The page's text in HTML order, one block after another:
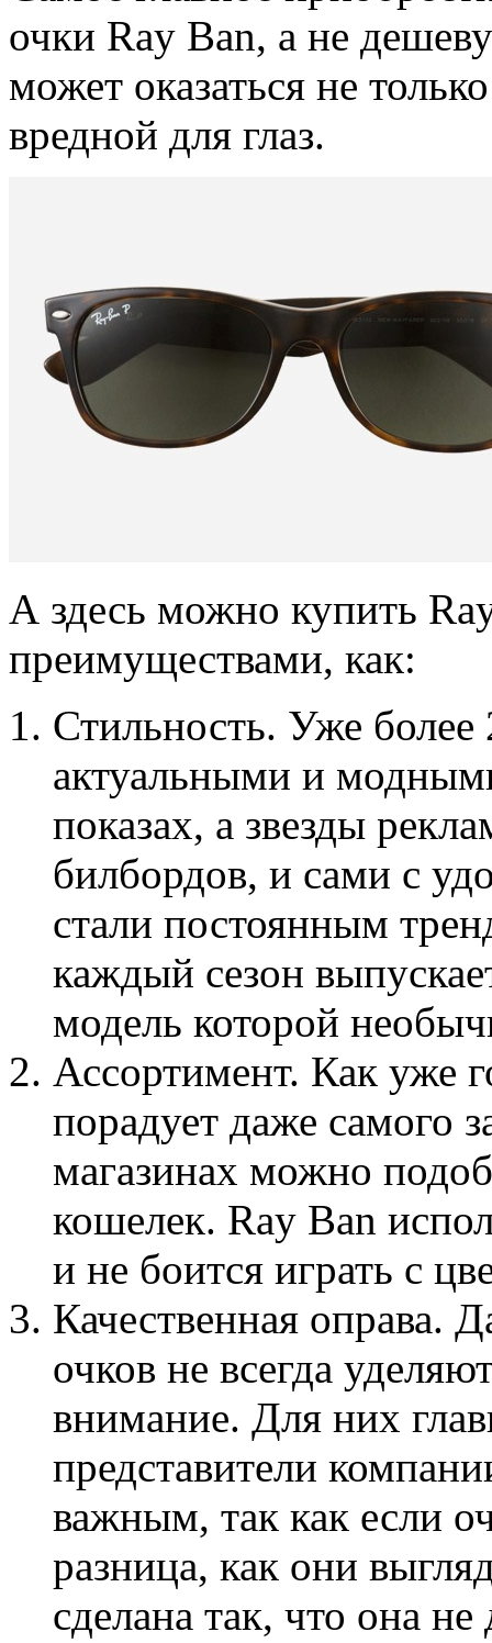
очки Ray Ban, а не
может оказаться не
вредной для глаз.
А здесь можно купить
преимуществами, как:
Стильность. Уже более
актуальными и
показах, а звезды
билбордов, и сами с
стали постоянным
каждый сезон
модель которой
Ассортимент. Как уже
порадует даже самого
магазинах можно
кошелек. Ray Ban
и не боится играть с
Качественная оправа.
очков не всегда
внимание. Для них
представители
важным, так как если
разница, как они
сделана так, что она